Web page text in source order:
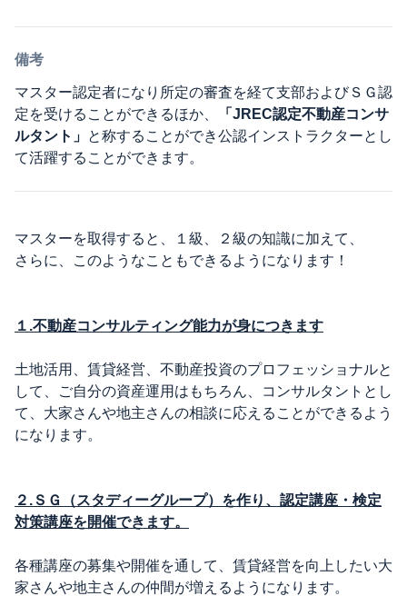
備考
マスター認定者になり所定の審査を経て支部およびＳＧ認
定を受けることができるほか、
「JREC認定不動産コンサ
ルタント」 と称することができ公認インストラクターとし
て活躍することができます。
マスターを取得すると、１級、２級の知識に加えて、
さらに、このようなこともできるようになります！
１.不動産コンサルティング能力が身につきます
土地活用、賃貸経営、不動産投資のプロフェッショナルと
して、ご自分の資産運用はもちろん、コンサルタントとし
て、大家さんや地主さんの相談に応えることができるよう
になります。
２.ＳＧ（スタディーグループ）を作り、認定講座・検定
対策講座を開催できます。
各種講座の募集や開催を通して、賃貸経営を向上したい大
家さんや地主さんの仲間が増えるようになります。